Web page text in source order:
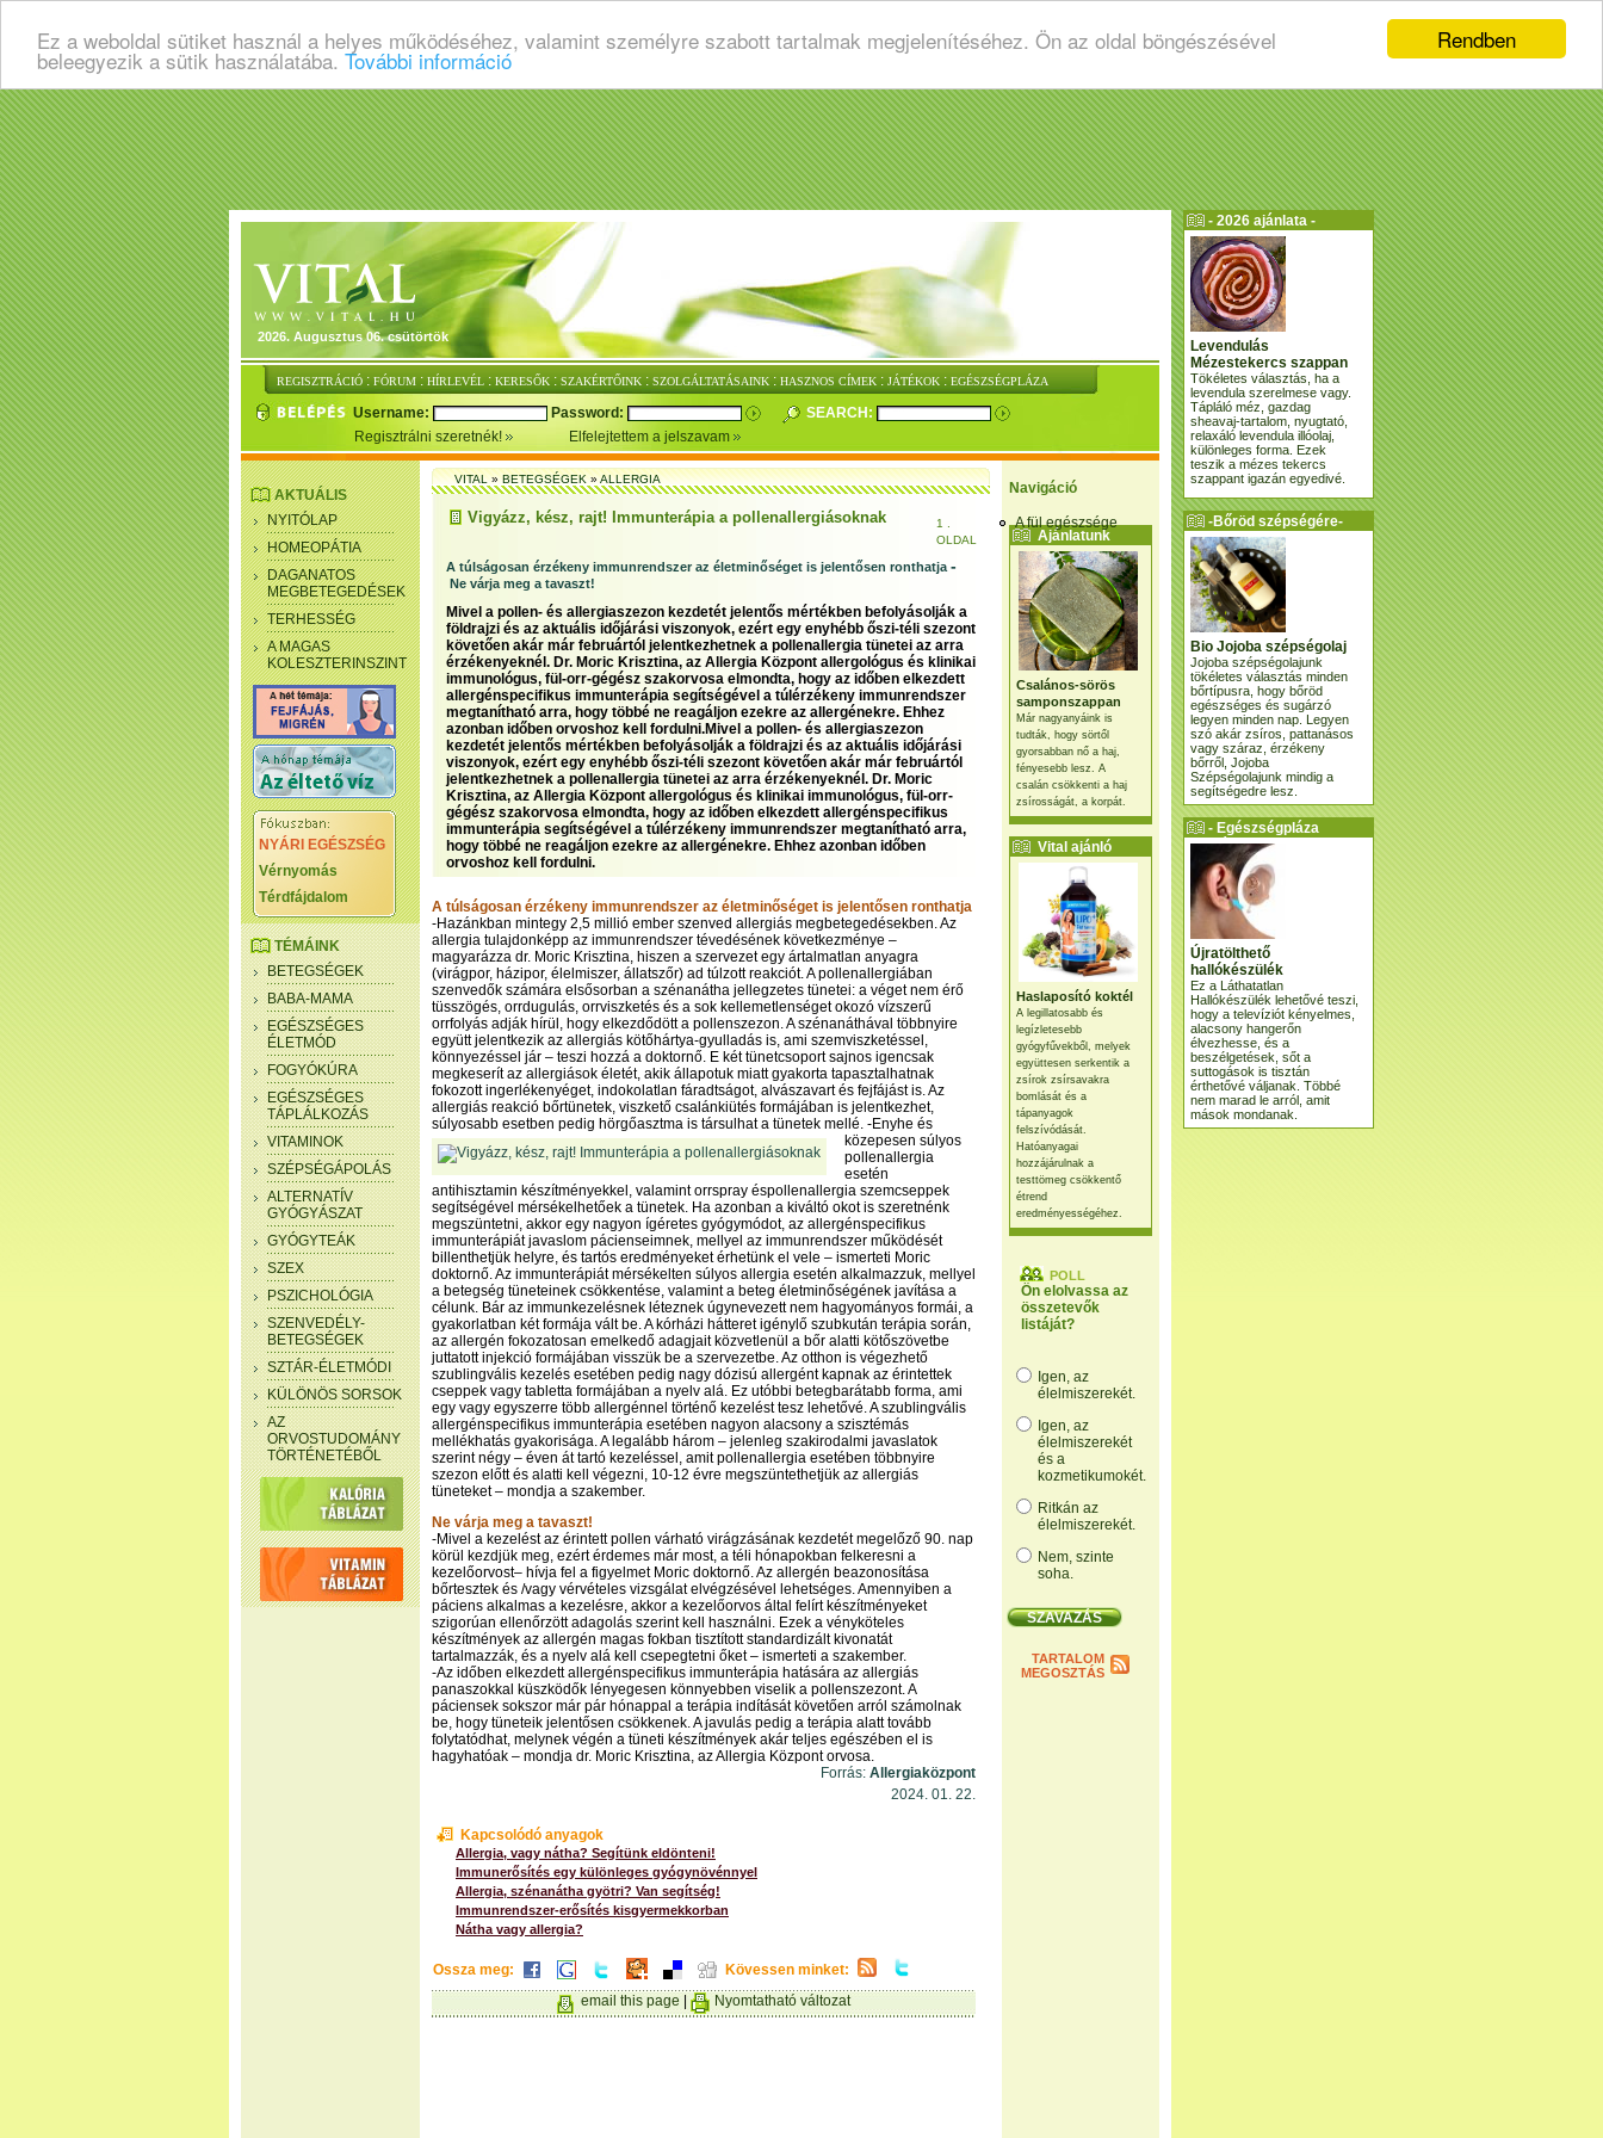
Rendben
Ez a weboldal sütiket használ a helyes működéséhez, valamint személyre szabott tartalmak megjelenítéséhez. Ön az oldal böngészésével
beleegyezik a sütik használatába. További információ
2026. Augusztus 06. csütörtök
REGISZTRÁCIÓ : FÓRUM : HÍRLEVÉL : KERESŐK : SZAKÉRTŐINK : SZOLGÁLTATÁSAINK : HASZNOS CÍMEK : JÁTÉKOK : EGÉSZSÉGPLÁZA
Username: Password:
SEARCH:
Regisztrálni szeretnék!
Elfelejtettem a jelszavam
Navigáció
A fül egészsége
Ajánlatunk
Csalános-sörös
samponszappan
Már nagyanyáink is
tudták, hogy sörtől
gyorsabban nő a haj,
fényesebb lesz. A
csalán csökkenti a haj
zsírosságát, a korpát.
Vital ajánló
Haslaposító koktél
A legillatosabb és
legízletesebb
gyógyfűvekből, melyek
együttesen serkentik a
zsírok zsírsavakra
bomlását és a
tápanyagok
felszívódását.
Hatóanyagai
hozzájárulnak a
testtömeg csökkentő
étrend
eredményességéhez.
POLL
Ön elolvassa az
összetevők
listáját?
Igen, az
élelmiszerekét.
Igen, az
élelmiszerekét
és a
kozmetikumokét.
Ritkán az
élelmiszerekét.
Nem, szinte
soha.
TARTALOM
MEGOSZTÁS
AKTUÁLIS
NYITÓLAP
HOMEOPÁTIA
DAGANATOS
MEGBETEGEDÉSEK
TERHESSÉG
A MAGAS
KOLESZTERINSZINT
NYÁRI EGÉSZSÉG
Vérnyomás
Térdfájdalom
TÉMÁINK
BETEGSÉGEK
BABA-MAMA
EGÉSZSÉGES
ÉLETMÓD
FOGYÓKÚRA
EGÉSZSÉGES
TÁPLÁLKOZÁS
VITAMINOK
SZÉPSÉGÁPOLÁS
ALTERNATÍV
GYÓGYÁSZAT
GYÓGYTEÁK
SZEX
PSZICHOLÓGIA
SZENVEDÉLY-
BETEGSÉGEK
SZTÁR-ÉLETMÓDI
KÜLÖNÖS SORSOK
AZ
ORVOSTUDOMÁNY
TÖRTÉNETÉBŐL
VITAL»BETEGSÉGEK»ALLERGIA
Vigyázz, kész, rajt! Immunterápia a pollenallergiásoknak
1 .
OLDAL
A túlságosan érzékeny immunrendszer az életminőséget is jelentősen ronthatja -
Ne várja meg a tavaszt!
Mivel a pollen- és allergiaszezon kezdetét jelentős mértékben befolyásolják a
földrajzi és az aktuális időjárási viszonyok, ezért egy enyhébb őszi-téli szezont
követően akár már februártól jelentkezhetnek a pollenallergia tünetei az arra
érzékenyeknél. Dr. Moric Krisztina, az Allergia Központ allergológus és klinikai
immunológus, fül-orr-gégész szakorvosa elmondta, hogy az időben elkezdett
allergénspecifikus immunterápia segítségével a túlérzékeny immunrendszer
megtanítható arra, hogy többé ne reagáljon ezekre az allergénekre. Ehhez
azonban időben orvoshoz kell fordulni.Mivel a pollen- és allergiaszezon
kezdetét jelentős mértékben befolyásolják a földrajzi és az aktuális időjárási
viszonyok, ezért egy enyhébb őszi-téli szezont követően akár már februártól
jelentkezhetnek a pollenallergia tünetei az arra érzékenyeknél. Dr. Moric
Krisztina, az Allergia Központ allergológus és klinikai immunológus, fül-orr-
gégész szakorvosa elmondta, hogy az időben elkezdett allergénspecifikus
immunterápia segítségével a túlérzékeny immunrendszer megtanítható arra,
hogy többé ne reagáljon ezekre az allergénekre. Ehhez azonban időben
orvoshoz kell fordulni.
A túlságosan érzékeny immunrendszer az életminőséget is jelentősen ronthatja
-Hazánkban mintegy 2,5 millió ember szenved allergiás megbetegedésekben. Az
allergia tulajdonképp az immunrendszer tévedésének következménye –
magyarázza dr. Moric Krisztina, hiszen a szervezet egy ártalmatlan anyagra
(virágpor, házipor, élelmiszer, állatszőr) ad túlzott reakciót. A pollenallergiában
szenvedők számára elsősorban a szénanátha jellegzetes tünetei: a véget nem érő
tüsszögés, orrdugulás, orrviszketés és a sok kellemetlenséget okozó vízszerű
orrfolyás adják hírül, hogy elkezdődött a pollenszezon. A szénanáthával többnyire
együtt jelentkezik az allergiás kötőhártya-gyulladás is, ami szemviszketéssel,
könnyezéssel jár – teszi hozzá a doktornő. E két tünetcsoport sajnos igencsak
megkeserít az allergiások életét, akik állapotuk miatt gyakorta tapasztalhatnak
fokozott ingerlékenyéget, indokolatlan fáradtságot, alvászavart és fejfájást is. Az
allergiás reakció bőrtünetek, viszkető csalánkiütés formájában is jelentkezhet,
súlyosabb esetben pedig hörgőasztma is társulhat a tünetek mellé. -Enyhe és
közepesen súlyos
pollenallergia
esetén
antihisztamin készítményekkel, valamint orrspray éspollenallergia szemcseppek
segítségével mérsékelhetőek a tünetek. Ha azonban a kiváltó okot is szeretnénk
megszüntetni, akkor egy nagyon ígéretes gyógymódot, az allergénspecifikus
immunterápiát javaslom pácienseimnek, mellyel az immunrendszer működését
billenthetjük helyre, és tartós eredményeket érhetünk el vele – ismerteti Moric
doktornő. Az immunterápiát mérsékelten súlyos allergia esetén alkalmazzuk, mellyel
a betegség tüneteinek csökkentése, valamint a beteg életminőségének javítása a
célunk. Bár az immunkezelésnek léteznek úgynevezett nem hagyományos formái, a
gyakorlatban két formája vált be. A kórházi hátteret igénylő szubkután terápia során,
az allergén fokozatosan emelkedő adagjait közvetlenül a bőr alatti kötőszövetbe
juttatott injekció formájában visszük be a szervezetbe. Az otthon is végezhető
szublingvális kezelés esetében pedig nagy dózisú allergént kapnak az érintettek
cseppek vagy tabletta formájában a nyelv alá. Ez utóbbi betegbarátabb forma, ami
egy vagy egyszerre több allergénnel történő kezelést tesz lehetővé. A szublingvális
allergénspecifikus immunterápia esetében nagyon alacsony a szisztémás
mellékhatás gyakorisága. A legalább három – jelenleg szakirodalmi javaslatok
szerint négy – éven át tartó kezeléssel, amit pollenallergia esetében többnyire
szezon előtt és alatti kell végezni, 10-12 évre megszüntethetjük az allergiás
tüneteket – mondja a szakember.
Ne várja meg a tavaszt!
-Mivel a kezelést az érintett pollen várható virágzásának kezdetét megelőző 90. nap
körül kezdjük meg, ezért érdemes már most, a téli hónapokban felkeresni a
kezelőorvost– hívja fel a figyelmet Moric doktornő. Az allergén beazonosítása
bőrtesztek és /vagy vérvételes vizsgálat elvégzésével lehetséges. Amennyiben a
páciens alkalmas a kezelésre, akkor a kezelőorvos által felírt készítményeket
szigorúan ellenőrzött adagolás szerint kell használni. Ezek a vényköteles
készítmények az allergén magas fokban tisztított standardizált kivonatát
tartalmazzák, és a nyelv alá kell csepegtetni őket – ismerteti a szakember.
-Az időben elkezdett allergénspecifikus immunterápia hatására az allergiás
panaszokkal küszködők lényegesen könnyebben viselik a pollenszezont. A
páciensek sokszor már pár hónappal a terápia indítását követően arról számolnak
be, hogy tüneteik jelentősen csökkenek. A javulás pedig a terápia alatt tovább
folytatódhat, melynek végén a tüneti készítmények akár teljes egészében el is
hagyhatóak – mondja dr. Moric Krisztina, az Allergia Központ orvosa.
Forrás: Allergiaközpont
2024. 01. 22.
Kapcsolódó anyagok
Allergia, vagy nátha? Segítünk eldönteni!
Immunerősítés egy különleges gyógynövénnyel
Allergia, szénanátha gyötri? Van segítség!
Immunrendszer-erősítés kisgyermekkorban
Nátha vagy allergia?
Ossza meg:
Kövessen minket:
email this page
Nyomtatható változat
- 2026 ajánlata -
Levendulás
Mézestekercs szappan
Tökéletes választás, ha a
levendula szerelmese vagy.
Tápláló méz, gazdag
sheavaj-tartalom, nyugtató,
relaxáló levendula illóolaj,
különleges forma. Ezek
teszik a mézes tekercs
szappant igazán egyedivé.
-Bőröd szépségére-
Bio Jojoba szépségolaj
Jojoba szépségolajunk
tökéletes választás minden
bőrtípusra, hogy bőröd
egészséges és sugárzó
legyen minden nap. Legyen
szó akár zsíros, pattanásos
vagy száraz, érzékeny
bőrről, Jojoba
Szépségolajunk mindig a
segítségedre lesz.
- Egészségpláza
ajánlatunk -
Újratölthető
hallókészülék
Ez a Láthatatlan
Hallókészülék lehetővé teszi,
hogy a televíziót kényelmes,
alacsony hangerőn
élvezhesse, és a
beszélgetések, sőt a
suttogások is tisztán
érthetővé váljanak. Többé
nem marad le arról, amit
mások mondanak.